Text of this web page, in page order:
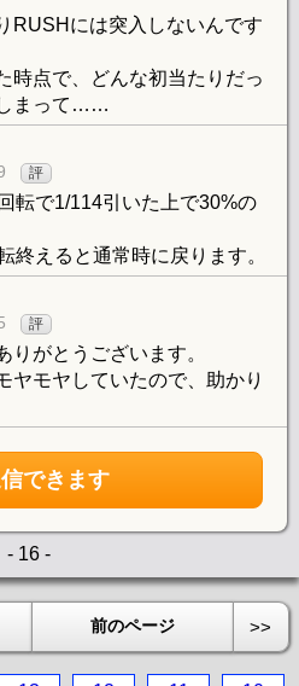
RUSHには突入しないんです
時点で、どんな初当たりだっ
まって……
評
転で1/114引いた上で30%の
終えると通常時に戻ります。
評
りがとうございます。
ヤモヤしていたので、助かり
できます
- 16 -
前のページ >>